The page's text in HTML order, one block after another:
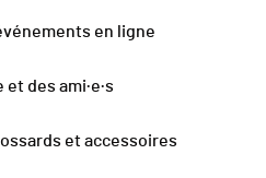
en ligne
des ami·e·s
et accessoires